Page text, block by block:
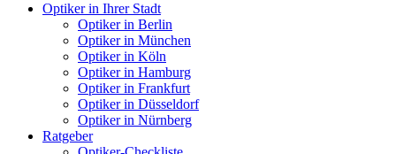
Optiker in Ihrer Stadt
Optiker in Berlin
Optiker in München
Optiker in Köln
Optiker in Hamburg
Optiker in Frankfurt
Optiker in Düsseldorf
Optiker in Nürnberg
Ratgeber